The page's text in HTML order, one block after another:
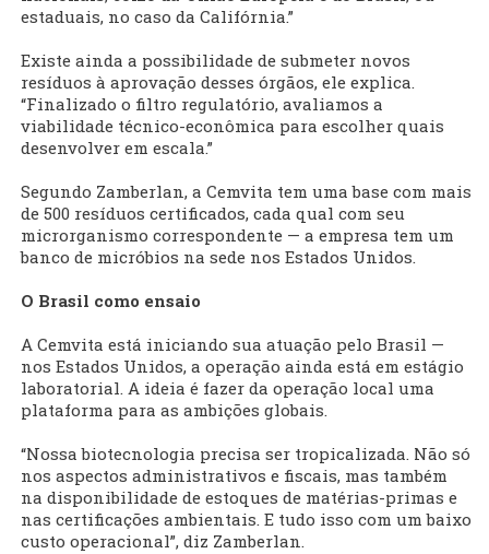
estaduais, no caso da Califórnia.”
Existe ainda a possibilidade de submeter novos
resíduos à aprovação desses órgãos, ele explica.
“Finalizado o filtro regulatório, avaliamos a
viabilidade técnico-econômica para escolher quais
desenvolver em escala.”
Segundo Zamberlan, a Cemvita tem uma base com mais
de 500 resíduos certificados, cada qual com seu
microrganismo correspondente — a empresa tem um
banco de micróbios na sede nos Estados Unidos.
O Brasil como ensaio
A Cemvita está iniciando sua atuação pelo Brasil —
nos Estados Unidos, a operação ainda está em estágio
laboratorial. A ideia é fazer da operação local uma
plataforma para as ambições globais.
“Nossa biotecnologia precisa ser tropicalizada. Não só
nos aspectos administrativos e fiscais, mas também
na disponibilidade de estoques de matérias-primas e
nas certificações ambientais. E tudo isso com um baixo
custo operacional”, diz Zamberlan.